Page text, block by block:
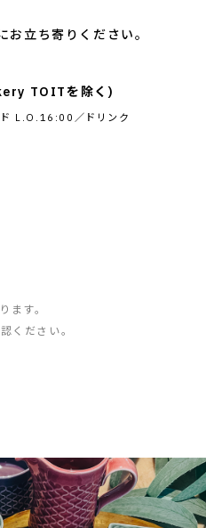
お立ち寄りください。
TOITを除く)
L.O.16:00／ドリンク
ます。
ください。